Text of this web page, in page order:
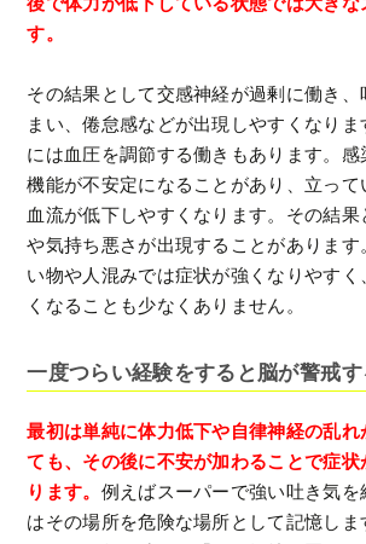
す。
その結果として交感神経が過剰に働き、
まい、倦怠感などが出現しやすくなり
には血圧を調節する働きもあります。感
機能が不安定になることがあり、立っ
血流が低下しやすくなります。その結
や気持ち悪さが出現することがあります
い物や人混みでは症状が強くなりやすく
くなることも少なくありません。
一度つらい経験をすると脳が警戒
最初は単純に体力低下や自律神経の乱れ
ても、その後に不安が加わることで症
ります。 例えばスーパーで強い吐き気を
はその場所を危険な場所として記憶しま